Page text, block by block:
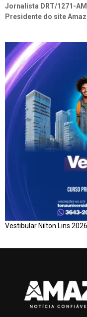
Jornalista DRT/1271-
Presidente do site
Vestibular Nilton Lins